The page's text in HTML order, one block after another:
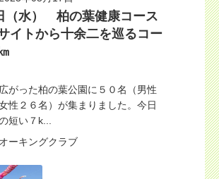
（水） 柏の葉健康コース
イトから十余二を巡るコー
がった柏の葉公園に５０名（男性
性２６名）が集まりました。今日
短い７k...
ーキングクラブ